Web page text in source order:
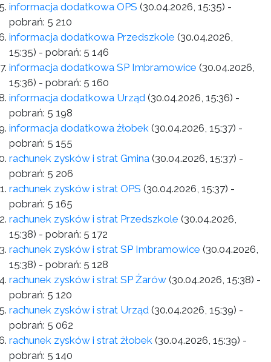
informacja dodatkowa OPS (30.04.2026, 15:35) -
pobrań: 5 210
informacja dodatkowa Przedszkole (30.04.2026,
15:35) - pobrań: 5 146
informacja dodatkowa SP Imbramowice (30.04.2026,
15:36) - pobrań: 5 160
informacja dodatkowa Urząd (30.04.2026, 15:36) -
pobrań: 5 198
informacja dodatkowa żłobek (30.04.2026, 15:37) -
pobrań: 5 155
rachunek zysków i strat Gmina (30.04.2026, 15:37) -
pobrań: 5 206
rachunek zysków i strat OPS (30.04.2026, 15:37) -
pobrań: 5 165
rachunek zysków i strat Przedszkole (30.04.2026,
15:38) - pobrań: 5 172
rachunek zysków i strat SP Imbramowice (30.04.2026,
15:38) - pobrań: 5 128
rachunek zysków i strat SP Żarów (30.04.2026, 15:38) -
pobrań: 5 120
rachunek zysków i strat Urząd (30.04.2026, 15:39) -
pobrań: 5 062
rachunek zysków i strat żłobek (30.04.2026, 15:39) -
pobrań: 5 140